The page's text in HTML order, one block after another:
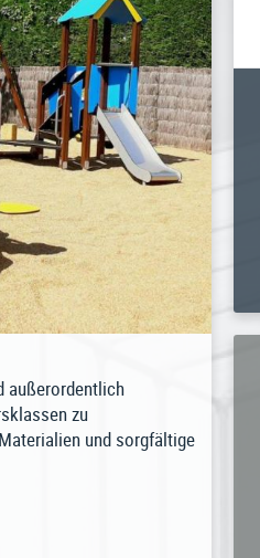
außerordentlich
zu
und sorgfältige